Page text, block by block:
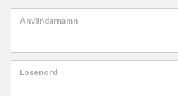
Användarnamn
Lösenord